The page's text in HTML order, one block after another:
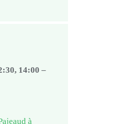
14:00 –
à